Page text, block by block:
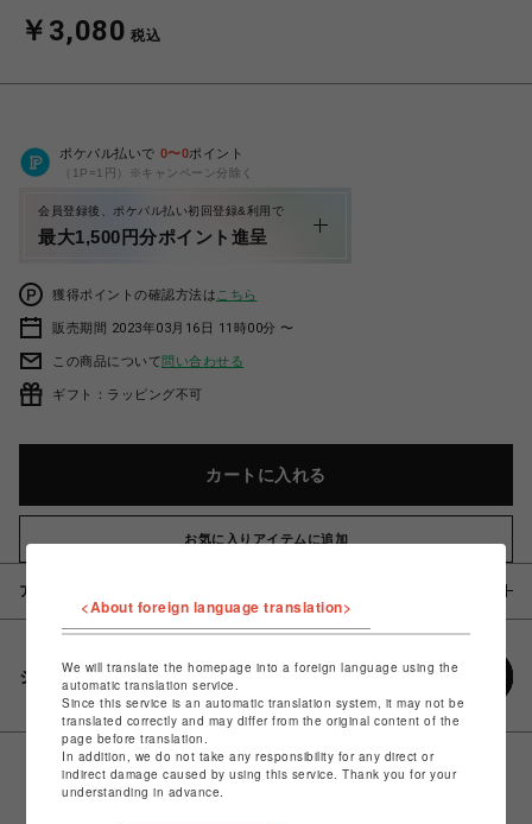
￥3,080 税込
ポケパル払いで 0〜0ポイント
（1P=1円）※キャンペーン分除く
会員登録後、ポケパル払い初回登録&利用で
最大1,500円分ポイント進呈
獲得ポイントの確認方法は こちら
販売期間 2023年03月16日 11時00分 〜
この商品について問い合わせる
ギフト：ラッピング不可
カートに入れる
お気に入りアイテムに追加
アイテム説明 / 素材
シェアする
<About foreign language translation>
We will translate the homepage into a foreign language using the
automatic translation service.
Since this service is an automatic translation system, it may not be
translated correctly and may differ from the original content of the
page before translation.
In addition, we do not take any responsibility for any direct or
indirect damage caused by using this service. Thank you for your
understanding in advance.